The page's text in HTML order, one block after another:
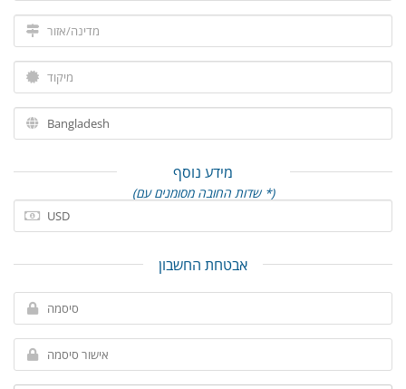
מידע נוסף
(שדות החובה מסומנים עם *)
אבטחת החשבון